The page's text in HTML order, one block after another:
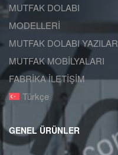
MUTFAK DOLABI
MODELLERİ
MUTFAK DOLABI YAZILAR
MUTFAK MOBİLYALARI
FABRİKA İLETİŞİM
Türkçe
GENEL ÜRÜNLER